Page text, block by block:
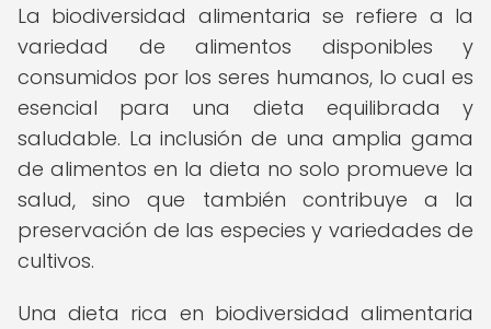
La biodiversidad alimentaria se refiere a la
variedad de alimentos disponibles y
consumidos por los seres humanos, lo cual es
esencial para una dieta equilibrada y
saludable. La inclusión de una amplia gama
de alimentos en la dieta no solo promueve la
salud, sino que también contribuye a la
preservación de las especies y variedades de
cultivos.
Una dieta rica en biodiversidad alimentaria